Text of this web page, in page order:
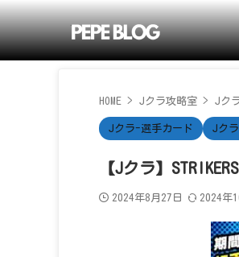
HOME > Jクラ攻略室 > Jク
Jクラ-選手カード Jク
【Jクラ】
2024年8月27日 2024年